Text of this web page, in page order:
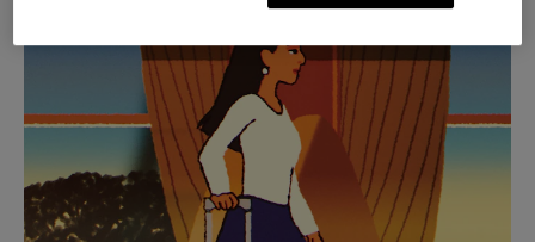
IS
NIET
GEPAUZEERD,
DRUK
OP
GELUID
VAN
DE
VIDEO
IS
SELECTIE VAN GESCHENKEN
Ontdek de perfecte metgezel
voor elke reis